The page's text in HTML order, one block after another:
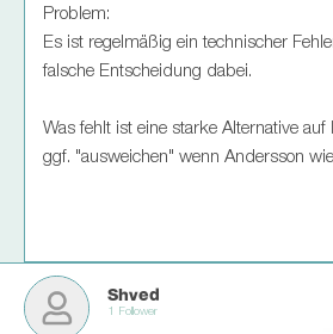
Problem:
Es ist regelmäßig ein technischer
falsche Entscheidung dabei.
Was fehlt ist eine starke Alternative
ggf. "ausweichen" wenn Andersson
Shved
1 Follower